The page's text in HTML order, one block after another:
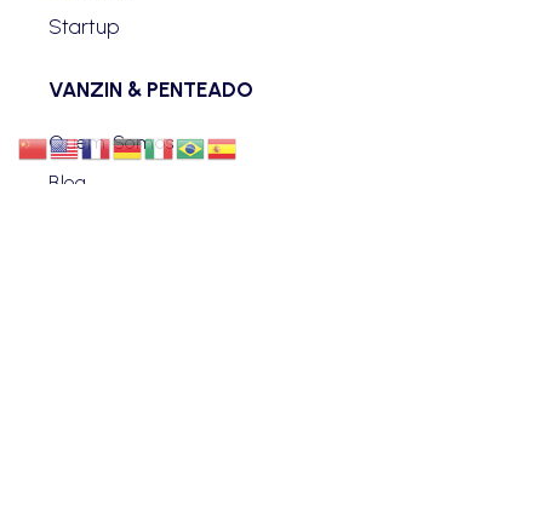
Startup
VANZIN & PENTEADO
Quem Somos
Blog